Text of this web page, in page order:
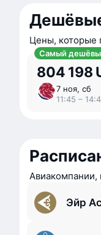
Цены, которые
Самый
804 198
7 ноя, сб
11:45 –
Авиакомпании,
Эйр